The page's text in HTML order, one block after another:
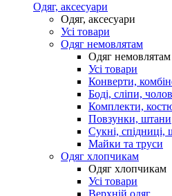
Одяг, аксесуари
Одяг, аксесуари
Усі товари
Одяг немовлятам
Одяг немовлятам
Усі товари
Конверти,
Боді, сліпи,
Комплекти,
Повзунки, штани
Сукні, спідниці,
Майки та труси
Одяг хлопчикам
Одяг хлопчикам
Усі товари
Верхній одяг